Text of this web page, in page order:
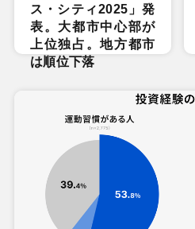
ス・シティ2025」発
表。大都市中心部が
上位独占。地方都市
は順位下落